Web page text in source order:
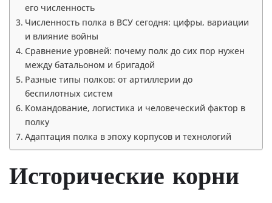
его численность
Численность полка в ВСУ сегодня: цифры, вариации
и влияние войны
Сравнение уровней: почему полк до сих пор нужен
между батальоном и бригадой
Разные типы полков: от артиллерии до
беспилотных систем
Командование, логистика и человеческий фактор в
полку
Адаптация полка в эпоху корпусов и технологий
Исторические корни